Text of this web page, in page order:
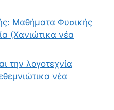
Μαθήματα Φυσικής
(Χανιώτικα νέα
την λογοτεχνία
νέα